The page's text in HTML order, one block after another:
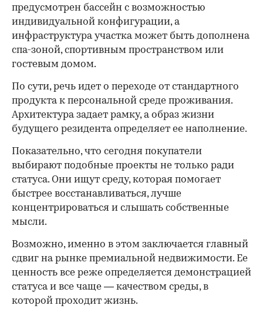
предусмотрен бассейн с возможностью
индивидуальной конфигурации, а
инфраструктура участка может быть дополнена
спа-зоной, спортивным пространством или
гостевым домом.
По сути, речь идет о переходе от стандартного
продукта к персональной среде проживания.
Архитектура задает рамку, а образ жизни
будущего резидента определяет ее наполнение.
Показательно, что сегодня покупатели
выбирают подобные проекты не только ради
статуса. Они ищут среду, которая помогает
быстрее восстанавливаться, лучше
концентрироваться и слышать собственные
мысли.
Возможно, именно в этом заключается главный
сдвиг на рынке премиальной недвижимости. Ее
ценность все реже определяется демонстрацией
статуса и все чаще — качеством среды, в
которой проходит жизнь.